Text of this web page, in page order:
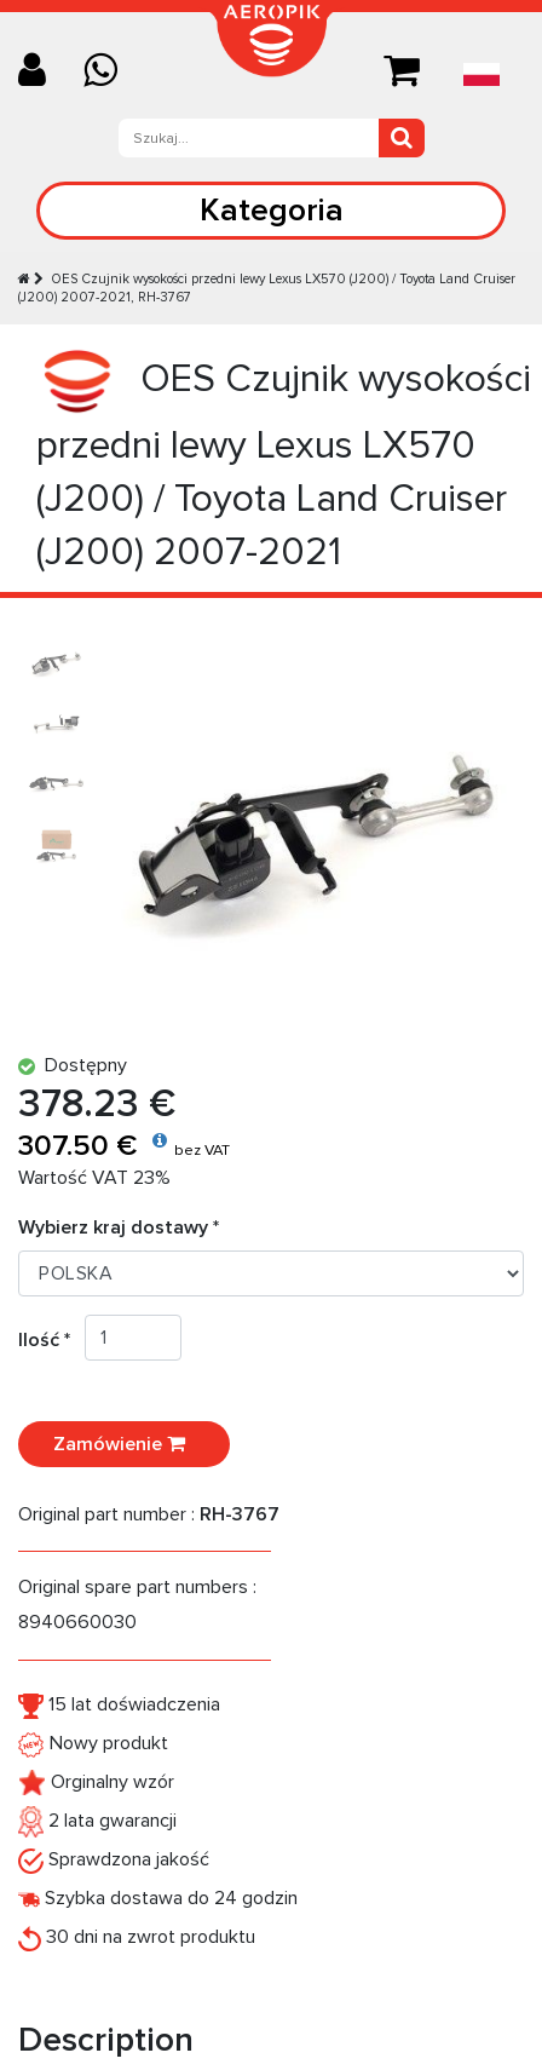
Kategoria
OES Czujnik wysokości przedni lewy Lexus LX570 (J200) / Toyota Land Cruiser
(J200) 2007-2021, RH-3767
OES Czujnik wysokości
przedni lewy Lexus LX570
(J200) / Toyota Land Cruiser
(J200) 2007-2021
Dostępny
378.23 €
307.50 € bez VAT
Wartość VAT 23%
Wybierz kraj dostawy *
Ilość *
Zamówienie
Original part number : RH-3767
Original spare part numbers :
8940660030
15 lat doświadczenia
Nowy produkt
Orginalny wzór
2 lata gwarancji
Sprawdzona jakość
Szybka dostawa do 24 godzin
30 dni na zwrot produktu
Description